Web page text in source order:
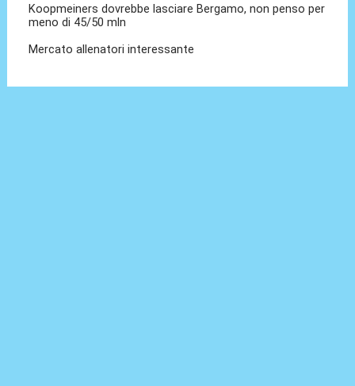
Koopmeiners dovrebbe lasciare Bergamo, non penso per
meno di 45/50 mln
Mercato allenatori interessante